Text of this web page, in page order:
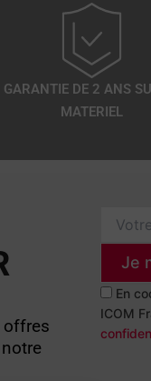
GARANTIE DE 2 ANS
MATERIEL
offres
Je
En
ICOM